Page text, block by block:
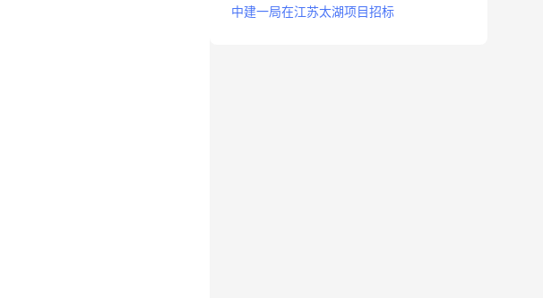
中建一局在江苏太湖项目招标